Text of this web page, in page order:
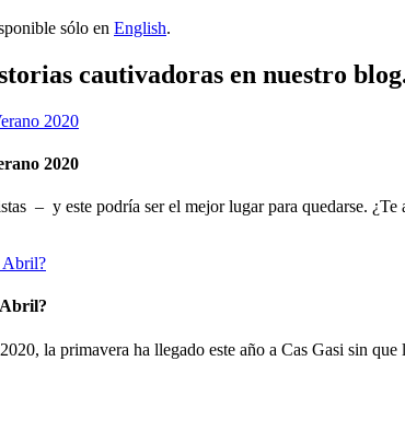
sólo en English.
cautivadoras en nuestro
2020
– y este podría ser el mejor lugar para quedarse. ¿Te
Abril?
la primavera ha llegado este año a Cas Gasi sin